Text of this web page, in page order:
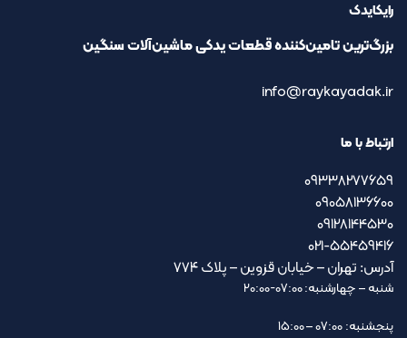
رایکایدک
بزرگ‌ترین تامین‌کننده قطعات یدکی ماشین‌آلات سنگین
info@raykayadak.ir
ارتباط با ما
09338277659
09058136600
09128144530
021-55459416
آدرس: تهران – خیابان قزوین – پلاک ۷۷۴
شنبه – چهارشنبه: 07:00-20:00
پنجشنبه: 07:00 – 15:00